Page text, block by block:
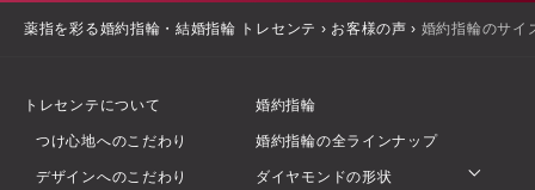
薬指を彩る婚約指輪・結婚指輪 トレセンテ › お客様の声 › 婚約指輪のサイ
トレセンテについて
つけ心地へのこだわり
デザインへのこだわり
婚約指輪
婚約指輪の全ラインナップ
ダイヤモンドの形状